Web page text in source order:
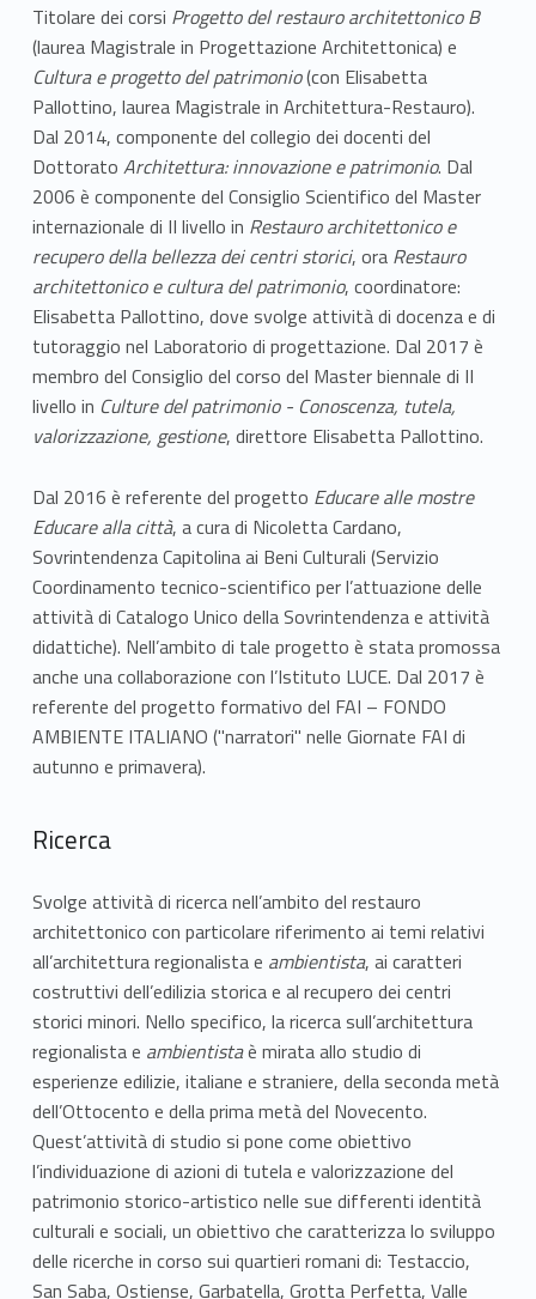
Titolare dei corsi Progetto del restauro architettonico B
(laurea Magistrale in Progettazione Architettonica) e
Cultura e progetto del patrimonio(con Elisabetta
Pallottino, laurea Magistrale in Architettura-Restauro).
Dal 2014, componente del collegio dei docenti del
Dottorato Architettura: innovazione e patrimonio. Dal
2006 è componente del Consiglio Scientifico del Master
internazionale di II livello in Restauro architettonico e
recupero della bellezza dei centri storici, ora Restauro
architettonico e cultura del patrimonio, coordinatore:
Elisabetta Pallottino, dove svolge attività di docenza e di
tutoraggio nel Laboratorio di progettazione. Dal 2017 è
membro del Consiglio del corso del Master biennale di II
livello in Culture del patrimonio - Conoscenza, tutela,
valorizzazione, gestione, direttore Elisabetta Pallottino.
Dal 2016 è referente del progetto Educare alle mostre
Educare alla città, a cura di Nicoletta Cardano,
Sovrintendenza Capitolina ai Beni Culturali (Servizio
Coordinamento tecnico-scientifico per l’attuazione delle
attività di Catalogo Unico della Sovrintendenza e attività
didattiche). Nell’ambito di tale progetto è stata promossa
anche una collaborazione con l’Istituto LUCE. Dal 2017 è
referente del progetto formativo del FAI – FONDO
AMBIENTE ITALIANO ("narratori" nelle Giornate FAI di
autunno e primavera).
Ricerca
Svolge attività di ricerca nell’ambito del restauro
architettonico con particolare riferimento ai temi relativi
all’architettura regionalista e ambientista, ai caratteri
costruttivi dell’edilizia storica e al recupero dei centri
storici minori. Nello specifico, la ricerca sull’architettura
regionalista e ambientistaè mirata allo studio di
esperienze edilizie, italiane e straniere, della seconda metà
dell’Ottocento e della prima metà del Novecento.
Quest’attività di studio si pone come obiettivo
l’individuazione di azioni di tutela e valorizzazione del
patrimonio storico-artistico nelle sue differenti identità
culturali e sociali, un obiettivo che caratterizza lo sviluppo
delle ricerche in corso sui quartieri romani di: Testaccio,
San Saba, Ostiense, Garbatella, Grotta Perfetta, Valle